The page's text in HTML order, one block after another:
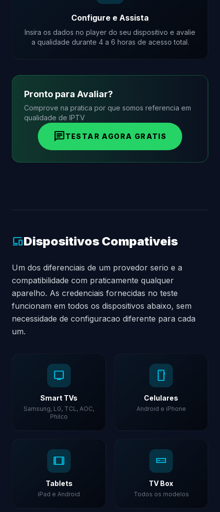
Configure e Assista
Insira os dados no player do seu dispositivo e avalie
a qualidade durante 4 a 6 horas de acesso total.
Pronto para Avaliar?
Comprove na pratica por que somos referencia em
qualidade de IPTV
chatTESTAR AGORA GRATIS
devicesDispositivos Compativeis
Um dos diferenciais de um provedor serio e a
compatibilidade com praticamente qualquer
aparelho. As credenciais fornecidas no teste
funcionam em todos os dispositivos abaixo, sem
necessidade de configuracao diferente para cada
um.
tv
Smart TVs
Samsung, LG, TCL, AOC,
Philco
smartphone
Celulares
Android e iPhone
tablet
Tablets
iPad e Android
settop_component
TV Box
Todos os modelos